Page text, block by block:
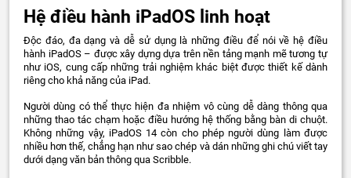
Hệ điều hành iPadOS linh hoạt
Độc đáo, đa dạng và dễ sử dụng là những điều để nói về hệ điều
hành iPadOS – được xây dựng dựa trên nền tảng mạnh mẽ tương tự
như iOS, cung cấp những trải nghiệm khác biệt được thiết kế dành
riêng cho khả năng của iPad.
Người dùng có thể thực hiện đa nhiệm vô cùng dễ dàng thông qua
những thao tác chạm hoặc điều hướng hệ thống bằng bàn di chuột.
Không những vậy, iPadOS 14 còn cho phép người dùng làm được
nhiều hơn thế, chẳng hạn như sao chép và dán những ghi chú viết tay
dưới dạng văn bản thông qua Scribble.